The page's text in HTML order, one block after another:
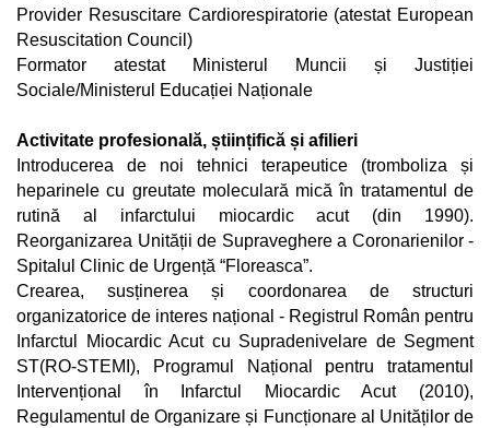
Provider Resuscitare Cardiorespiratorie (atestat European
Resuscitation Council)
Formator atestat Ministerul Muncii și Justiției
Sociale/Ministerul Educației Naționale
Activitate profesională, științifică și afilieri
Introducerea de noi tehnici terapeutice (tromboliza și
heparinele cu greutate moleculară mică în tratamentul de
rutină al infarctului miocardic acut (din 1990).
Reorganizarea Unității de Supraveghere a Coronarienilor -
Spitalul Clinic de Urgență “Floreasca”.
Crearea, susținerea și coordonarea de structuri
organizatorice de interes național - Registrul Român pentru
Infarctul Miocardic Acut cu Supradenivelare de Segment
ST(RO-STEMI), Programul Național pentru tratamentul
Intervențional în Infarctul Miocardic Acut (2010),
Regulamentul de Organizare și Funcționare al Unităților de